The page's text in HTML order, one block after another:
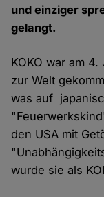
und einziger
gelangt.
KOKO war am
zur Welt
was auf
den USA mit
wurde sie als